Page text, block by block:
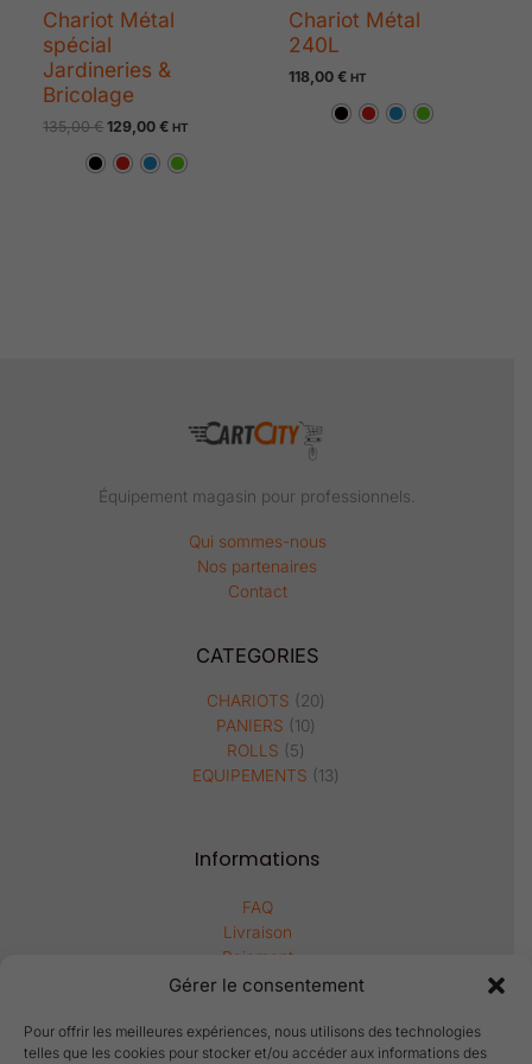
Gérer le consentement
Pour offrir les meilleures expériences, nous utilisons des technologies
telles que les cookies pour stocker et/ou accéder aux informations des
Chariot Métal
spécial
Jardineries &
Bricolage
135,00€ 129,00€ HT
Chariot Métal
240L
118,00 € HT
Équipement magasin pour professionnels.
Qui sommes-nous
Nos partenaires
Contact
CATEGORIES
CHARIOTS 20
PANIERS 10
10
ROLLS 5
5
EQUIPEMENTS 13
Informations
FAQ
Livraison
Paiement
Garantie & normes